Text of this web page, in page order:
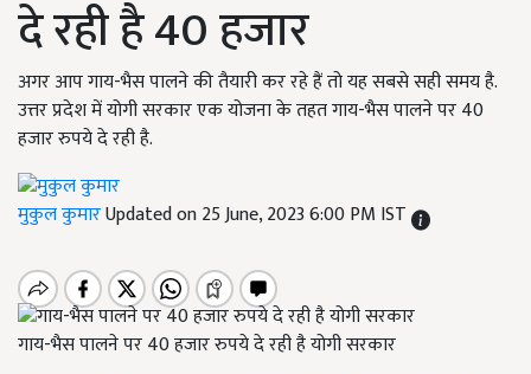
दे रही है 40 हजार
अगर आप गाय-भैस पालने की तैयारी कर रहे हैं तो यह सबसे सही समय है.
उत्तर प्रदेश में योगी सरकार एक योजना के तहत गाय-भैस पालने पर 40
हजार रुपये दे रही है.
मुकुल कुमारUpdated on 25 June, 2023 6:00 PM IST
गाय-भैस पालने पर 40 हजार रुपये दे रही है योगी सरकार